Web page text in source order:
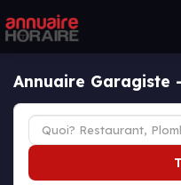
Annuaire Garagiste